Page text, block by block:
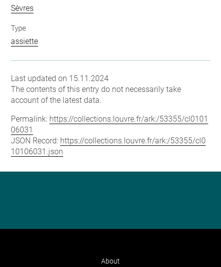
Sèvres
Type
assiette
Last updated on 15.11.2024
The contents of this entry do not necessarily take
account of the latest data.
Permalink: https://collections.louvre.fr/ark:/53355/cl0101
06031
JSON Record: https://collections.louvre.fr/ark:/53355/cl0
10106031.json
About